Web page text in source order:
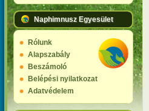
Naphimnusz Egyesület
Rólunk
Alapszabály
Beszámoló
Belépési nyilatkozat
Adatvédelem